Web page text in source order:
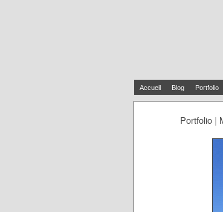
Accueil Blog Portfolio
Portfolio |